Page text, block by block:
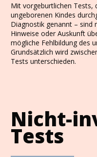
Mit vorgeburtlichen Tests,
ungeborenen Kindes
Diagnostik genannt – sind
Hinweise oder Auskunft
mögliche Fehlbildung des
Grundsätzlich wird
Tests unterschieden.
Nicht-
Tests